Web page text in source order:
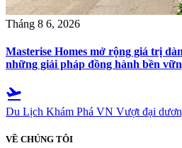
Tháng 8 6, 2026
Masterise Homes mở rộng giá trị
những giải pháp đồng hành bền
flight_takeoff
Du Lịch Khám Phá VN Vượt đại
VỀ CHÚNG TÔI